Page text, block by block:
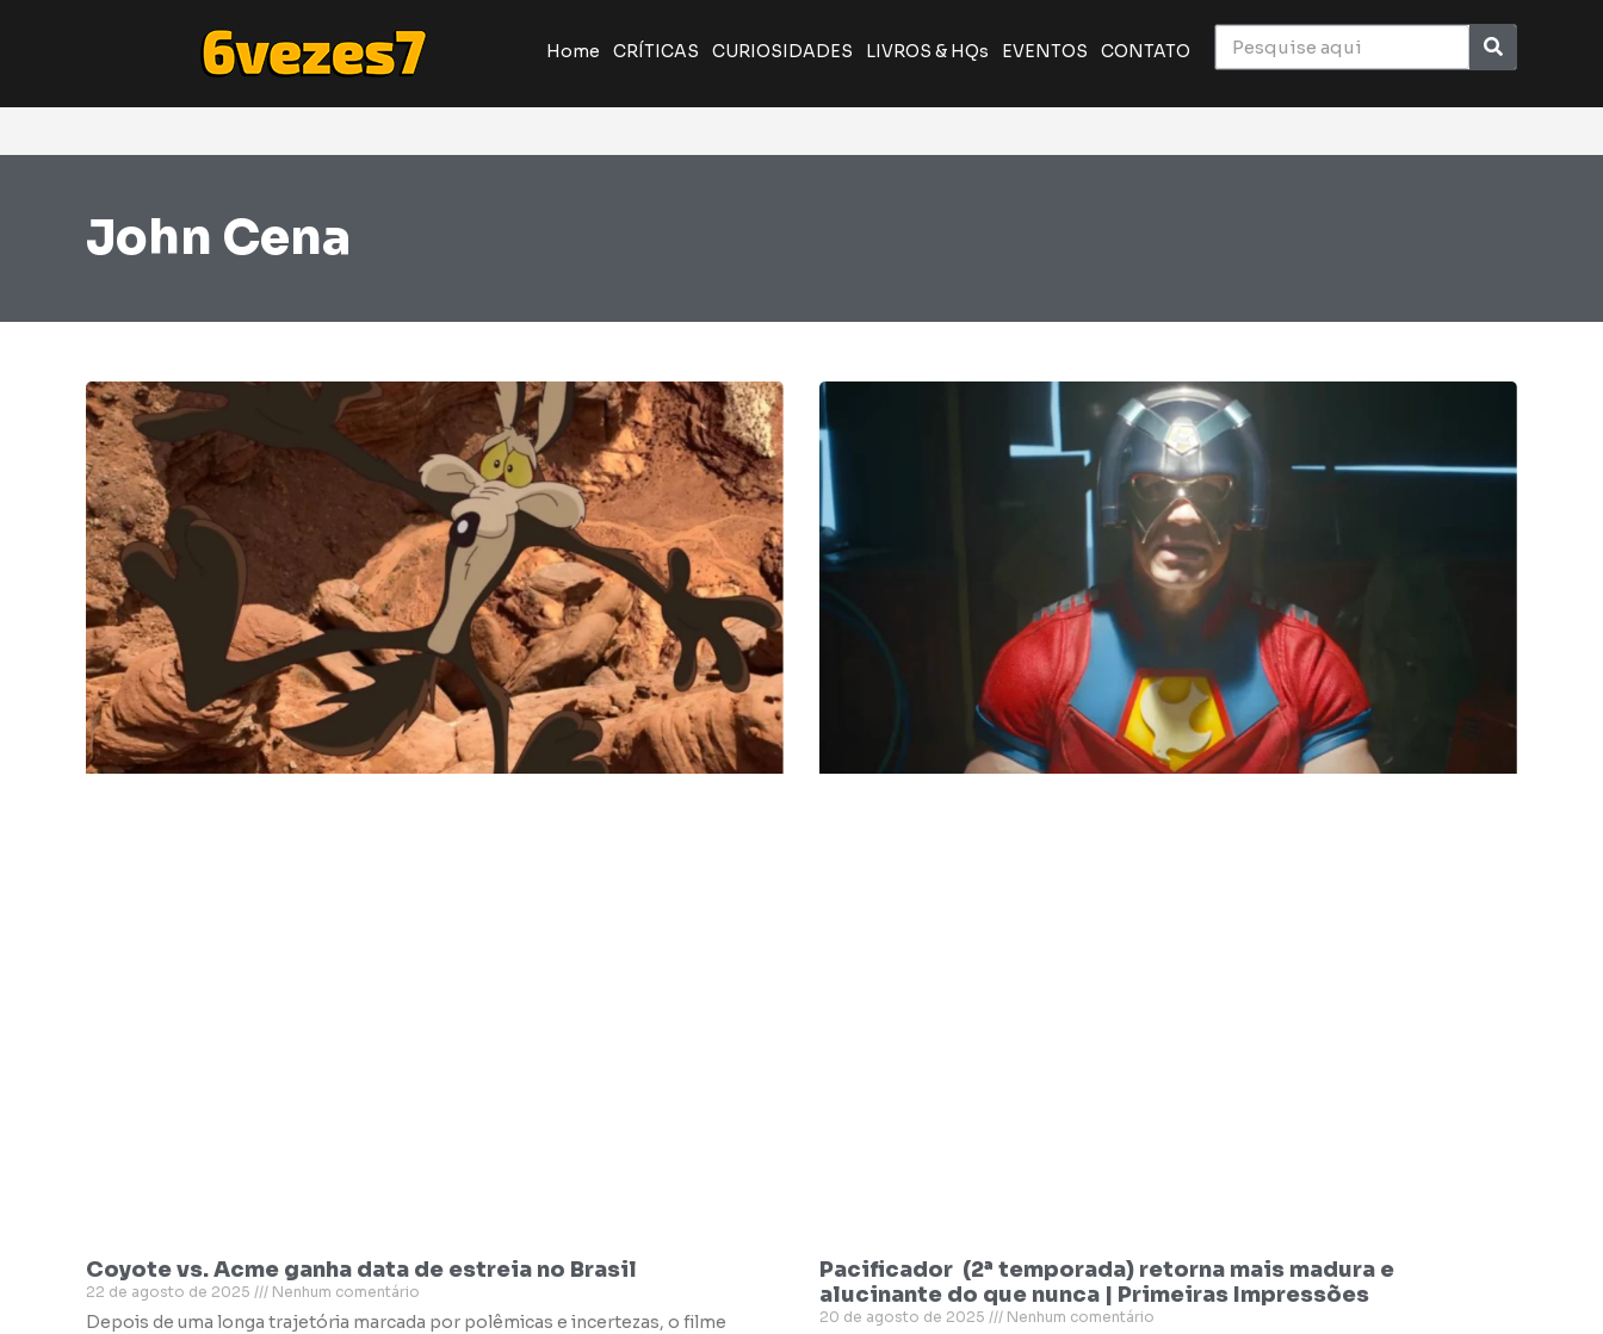
Home CRÍTICAS CURIOSIDADES LIVROS & HQs EVENTOS CONTATO
John Cena
Coyote vs. Acme ganha data de estreia no Brasil
22 de agosto de 2025 Nenhum comentário
Depois de uma longa trajetória marcada por polêmicas e incertezas, o filme
Pacificador (2ª temporada) retorna mais madura e
alucinante do que nunca | Primeiras Impressões
20 de agosto de 2025 Nenhum comentário